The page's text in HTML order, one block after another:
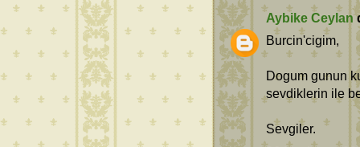
Aybike Ceylan
Burcin'cigim,
Dogum gunun
sevdiklerin ile
Sevgiler.